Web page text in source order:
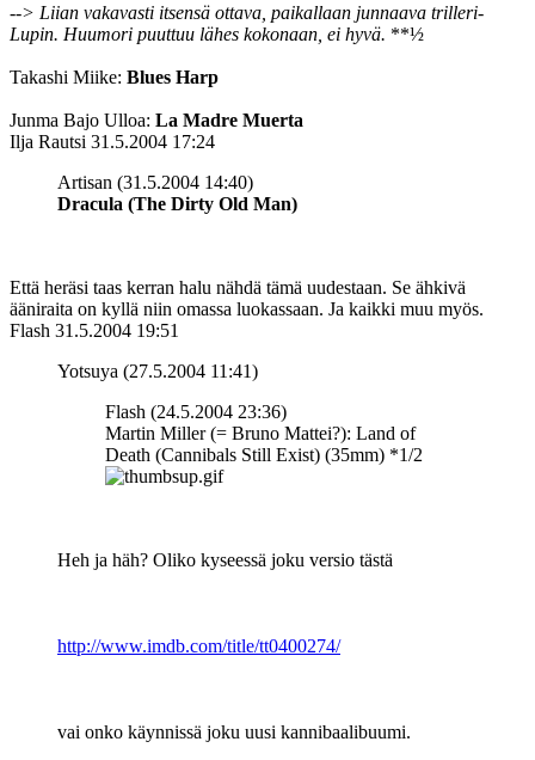
--> Liian vakavasti itsensä ottava, paikallaan junnaava trilleri-
Lupin. Huumori puuttuu lähes kokonaan, ei hyvä. **½
Takashi Miike: Blues Harp
Junma Bajo Ulloa: La Madre Muerta
Ilja Rautsi 31.5.2004 17:24
Artisan (31.5.2004 14:40)
Dracula (The Dirty Old Man)
Että heräsi taas kerran halu nähdä tämä uudestaan. Se ähkivä
ääniraita on kyllä niin omassa luokassaan. Ja kaikki muu myös.
Flash 31.5.2004 19:51
Yotsuya (27.5.2004 11:41)
Flash (24.5.2004 23:36)
Martin Miller (= Bruno Mattei?): Land of
Death (Cannibals Still Exist) (35mm) *1/2
Heh ja häh? Oliko kyseessä joku versio tästä
http://www.imdb.com/title/tt0400274/
vai onko käynnissä joku uusi kannibaalibuumi.